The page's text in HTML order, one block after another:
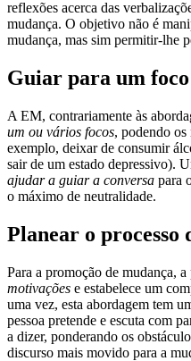
reflexões acerca das
mudança. O objetivo não é
mudança, mas sim permitir-lhe
Guiar para um foco
A EM, contrariamente às
um ou vários focos, podendo os
exemplo, deixar de consumir
sair de um estado depressivo).
ajudar a guiar a conversa para
o máximo de neutralidade.
Planear o processo
Para a promoção de mudança, a
motivações e estabelece um
uma vez, esta abordagem tem
pessoa pretende e escuta com
a dizer, ponderando os
discurso mais movido para a